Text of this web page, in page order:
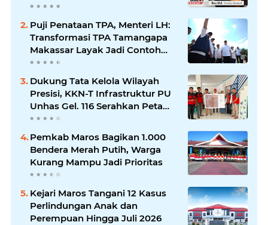
Puji Penataan TPA, Menteri LH:
Transformasi TPA Tamangapa
Makassar Layak Jadi Contoh
Nasional
Dukung Tata Kelola Wilayah
Presisi, KKN-T Infrastruktur PU
Unhas Gel. 116 Serahkan Peta
Batas Dusun Berbasis GIS ke
Pemkab Maros Bagikan 1.000
Bendera Merah Putih, Warga
Kurang Mampu Jadi Prioritas
Kejari Maros Tangani 12 Kasus
Perlindungan Anak dan
Perempuan Hingga Juli 2026